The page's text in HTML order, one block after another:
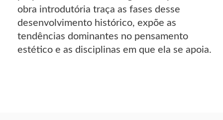
obra introdutória traça as fases desse
desenvolvimento histórico, expõe as
tendências dominantes no pensamento
estético e as disciplinas em que ela se apoia.